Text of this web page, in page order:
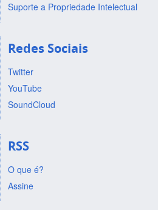
Suporte a Propriedade Intelectual
Redes Sociais
Twitter
YouTube
SoundCloud
RSS
O que é?
Assine